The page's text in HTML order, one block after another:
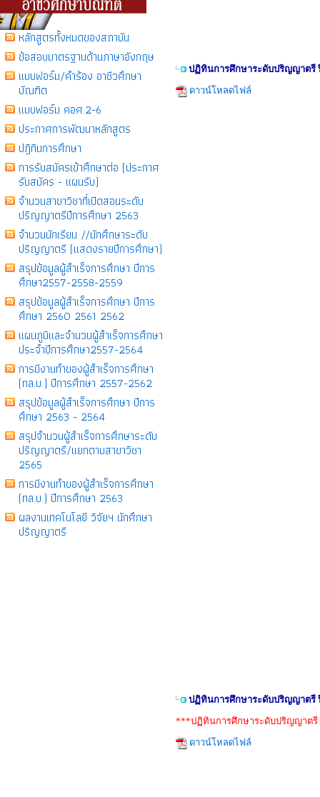
หลักสูตรทั้งหมดของสถาบัน
ข้อสอบมาตรฐานด้านภาษาอังกฤษ
แบบฟอร์ม/คำร้อง อาชีวศึกษา
บัณฑิต
แบบฟอร์ม คอศ.2-6
ประกาศการพัฒนาหลักสูตร
ปฎิทินการศึกษา
การรับสมัครเข้าศึกษาต่อ (ประกาศ
รับสมัคร - แผนรับ)
จำนวนสาขาวิชาที่เปิดสอนระดับ
ปริญญาตรีปีการศึกษา 2563
จำนวนนักเรียน //นักศึกษาระดับ
ปริญญาตรี (แสดงรายปีการศึกษา)
สรุปข้อมูลผู้สำเร็จการศึกษา ปีการ
ศึกษา2557-2558-2559
สรุปข้อมูลผู้สำเร็จการศึกษา ปีการ
ศึกษา 2560 2561 2562
แผนภูมิและจำนวนผู้สำเร็จการศึกษา
ประจำปีการศึกษา2557-2564
การมีงานทำของผู้สำเร็จการศึกษา
(ทล.บ.) ปีการศึกษา 2557-2562
สรุปข้อมูลผู้สำเร็จการศึกษา ปีการ
ศึกษา 2563 - 2564
สรุปจำนวนผู้สำเร็จการศึกษาระดับ
ปริญญาตรี/แยกตามสาขาวิชา
2565
การมีงานทำของผู้สำเร็จการศึกษา
(ทล.บ.) ปีการศึกษา 2563
ผลงานเทคโนโลยี วิจัยฯ นักศึกษา
ปริญญาตรี
ปฏิทินการศึกษาระดับปริญญาตรี
ดาวน์โหลดไฟล์
ปฏิทินการศึกษาระดับปริญญาตรี
***ปฏิทินการศึกษาระดับปริญญาตรี
ดาวน์โหลดไฟล์